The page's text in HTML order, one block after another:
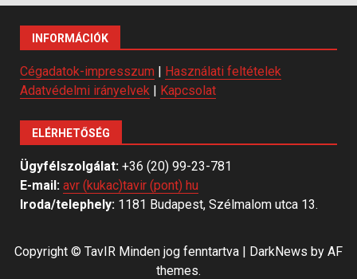
INFORMÁCIÓK
Cégadatok-impresszum
Használati feltételek
Adatvédelmi irányelvek
Kapcsolat
ELÉRHETŐSÉG
Ügyfélszolgálat: +36 (20) 99-23-781
E-mail: avr (kukac)tavir (pont) hu
Iroda/telephely: 1181 Budapest, Szélmalom utca 13.
Copyright © TavIR Minden jog fenntartva DarkNews by AF
themes.